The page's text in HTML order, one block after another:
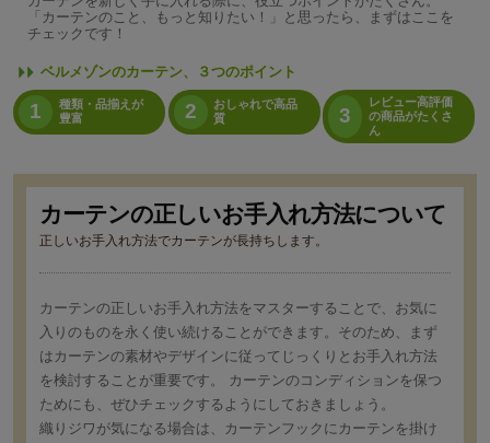
「カーテンのこと、もっと知りたい！」と思ったら、まずはここを
チェックです！
ベルメゾンのカーテン、３つのポイント
1
種類・品揃えが
豊富
2
おしゃれで高品
質
3
レビュー高評価
の商品がたくさ
ん
カーテンの正しいお手入れ方法について
正しいお手入れ方法でカーテンが長持ちします。
カーテンの正しいお手入れ方法をマスターすることで、お気に
入りのものを永く使い続けることができます。そのため、まず
はカーテンの素材やデザインに従ってじっくりとお手入れ方法
を検討することが重要です。 カーテンのコンディションを保つ
ためにも、ぜひチェックするようにしておきましょう。
織りジワが気になる場合は、カーテンフックにカーテンを掛け